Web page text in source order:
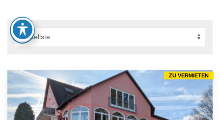
ZU VERMIETEN